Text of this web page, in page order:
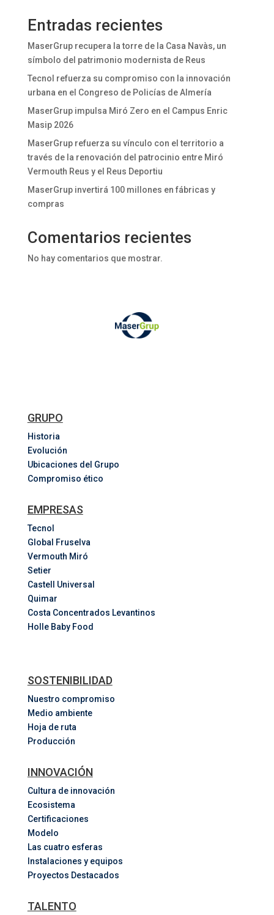
Entradas recientes
MaserGrup recupera la torre de la Casa Navàs, un
símbolo del patrimonio modernista de Reus
Tecnol refuerza su compromiso con la innovación
urbana en el Congreso de Policías de Almería
MaserGrup impulsa Miró Zero en el Campus Enric
Masip 2026
MaserGrup refuerza su vínculo con el territorio a
través de la renovación del patrocinio entre Miró
Vermouth Reus y el Reus Deportiu
MaserGrup invertirá 100 millones en fábricas y
compras
Comentarios recientes
No hay comentarios que mostrar.
GRUPO
Historia
Evolución
Ubicaciones del Grupo
Compromiso ético
EMPRESAS
Tecnol
Global Fruselva
Vermouth Miró
Setier
Castell Universal
Quimar
Costa Concentrados Levantinos
Holle Baby Food
SOSTENIBILIDAD
Nuestro compromiso
Medio ambiente
Hoja de ruta
Producción
INNOVACIÓN
Cultura de innovación
Ecosistema
Certificaciones
Modelo
Las cuatro esferas
Instalaciones y equipos
Proyectos Destacados
TALENTO